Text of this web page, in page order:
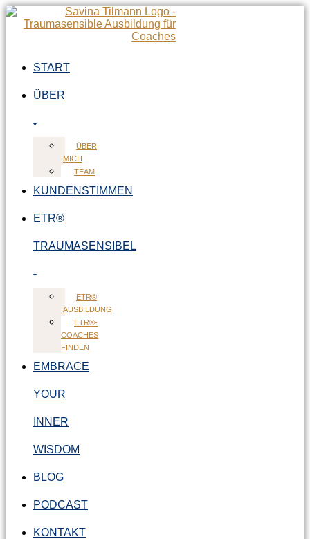
Zum
Inhalt
START
ÜBER
ÜBER
MICH
TEAM
KUNDENSTIMMEN
ETR®
TRAUMASENSIBEL
ETR®
AUSBILDUNG
ETR®-
COACHES
FINDEN
EMBRACE
YOUR
INNER
WISDOM
BLOG
PODCAST
KONTAKT